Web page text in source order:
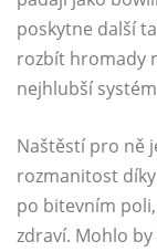
poskytne další
rozbít hromady
nejhlubší
Naštěstí pro ně
rozmanitost
po bitevním
zdraví. Mohlo